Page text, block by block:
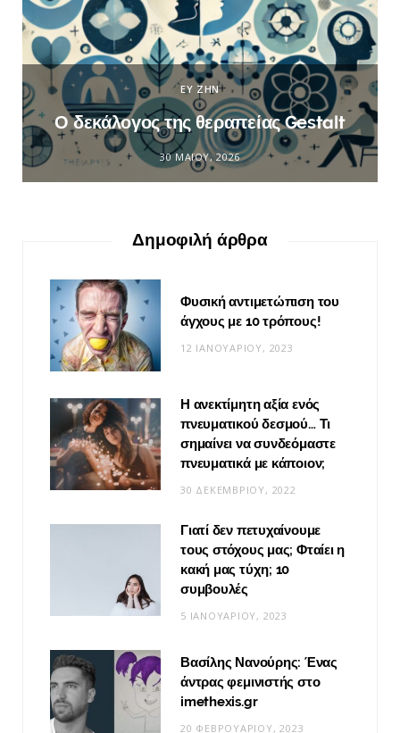
ΕΥ ΖΗΝ
Ο δεκάλογος της θεραπείας Gestalt
30 ΜΑΪ́ΟΥ, 2026
Δημοφιλή άρθρα
Φυσική αντιμετώπιση του
άγχους με 10 τρόπους!
12 ΙΑΝΟΥΑΡΊΟΥ, 2023
Η ανεκτίμητη αξία ενός
πνευματικού δεσμού… Τι
σημαίνει να συνδεόμαστε
πνευματικά με κάποιον;
30 ΔΕΚΕΜΒΡΊΟΥ, 2022
Γιατί δεν πετυχαίνουμε
τους στόχους μας; Φταίει η
κακή μας τύχη; 10
συμβουλές
5 ΙΑΝΟΥΑΡΊΟΥ, 2023
Βασίλης Νανούρης: Ένας
άντρας φεμινιστής στο
imethexis.gr
20 ΦΕΒΡΟΥΑΡΊΟΥ, 2023